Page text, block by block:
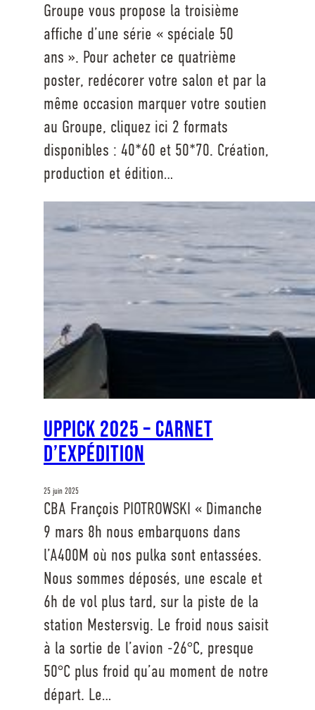
Groupe vous propose la troisième
affiche d’une série « spéciale 50
ans ». Pour acheter ce quatrième
poster, redécorer votre salon et par la
même occasion marquer votre soutien
au Groupe, cliquez ici 2 formats
disponibles : 40*60 et 50*70. Création,
production et édition…
UPPICK 2025 – Carnet
d’expédition
25 juin 2025
CBA François PIOTROWSKI « Dimanche
9 mars 8h nous embarquons dans
l’A400M où nos pulka sont entassées.
Nous sommes déposés, une escale et
6h de vol plus tard, sur la piste de la
station Mestersvig. Le froid nous saisit
à la sortie de l’avion -26°C, presque
50°C plus froid qu’au moment de notre
départ. Le…